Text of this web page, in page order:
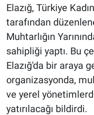
Elazığ, Türkiye
tarafından
Muhtarlığın
sahipliği yaptı. Bu
Elazığ'da bir araya
organizasyonda,
ve yerel
yatırılacağı bildirdi.